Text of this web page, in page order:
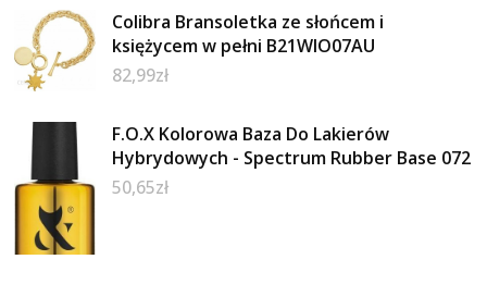
Colibra Bransoletka ze słońcem i
księżycem w pełni B21WIO07AU
82,99zł
F.O.X Kolorowa Baza Do Lakierów
Hybrydowych - Spectrum Rubber Base 072
50,65zł